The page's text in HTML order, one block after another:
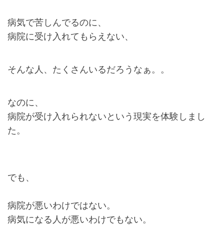
病気で苦しんでるのに、
病院に受け入れてもらえない、
そんな人、たくさんいるだろうなぁ。。
なのに、
病院が受け入れられないという現実を体験しまし
た。
でも、
病院が悪いわけではない。
病気になる人が悪いわけでもない。